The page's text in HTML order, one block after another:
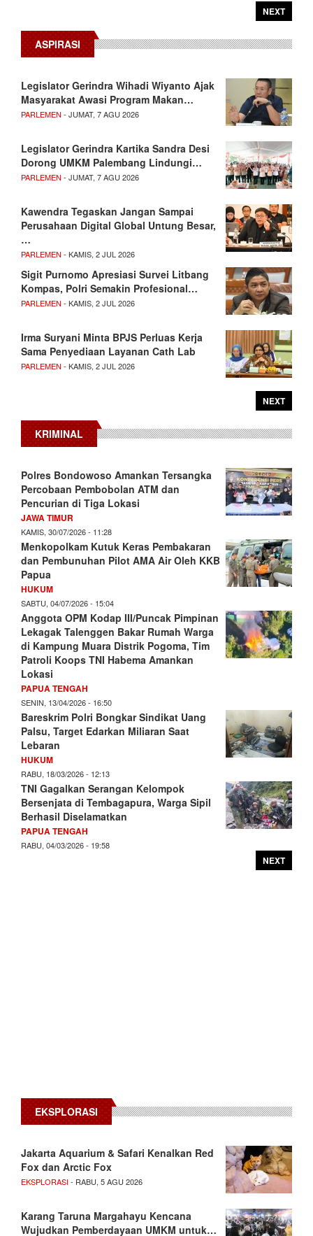
NEXT
ASPIRASI
Legislator Gerindra Wihadi Wiyanto Ajak
Masyarakat Awasi Program Makan…
PARLEMEN - JUMAT, 7 AGU 2026
Legislator Gerindra Kartika Sandra Desi
Dorong UMKM Palembang Lindungi…
PARLEMEN - JUMAT, 7 AGU 2026
Kawendra Tegaskan Jangan Sampai
Perusahaan Digital Global Untung Besar,
…
PARLEMEN - KAMIS, 2 JUL 2026
Sigit Purnomo Apresiasi Survei Litbang
Kompas, Polri Semakin Profesional…
PARLEMEN - KAMIS, 2 JUL 2026
Irma Suryani Minta BPJS Perluas Kerja
Sama Penyediaan Layanan Cath Lab
PARLEMEN - KAMIS, 2 JUL 2026
NEXT
KRIMINAL
Polres Bondowoso Amankan Tersangka
Percobaan Pembobolan ATM dan
Pencurian di Tiga Lokasi
JAWA TIMUR
KAMIS, 30/07/2026 - 11:28
Menkopolkam Kutuk Keras Pembakaran
dan Pembunuhan Pilot AMA Air Oleh KKB
Papua
HUKUM
SABTU, 04/07/2026 - 15:04
Anggota OPM Kodap III/Puncak Pimpinan
Lekagak Talenggen Bakar Rumah Warga
di Kampung Muara Distrik Pogoma, Tim
Patroli Koops TNI Habema Amankan
Lokasi
PAPUA TENGAH
SENIN, 13/04/2026 - 16:50
Bareskrim Polri Bongkar Sindikat Uang
Palsu, Target Edarkan Miliaran Saat
Lebaran
HUKUM
RABU, 18/03/2026 - 12:13
TNI Gagalkan Serangan Kelompok
Bersenjata di Tembagapura, Warga Sipil
Berhasil Diselamatkan
PAPUA TENGAH
RABU, 04/03/2026 - 19:58
NEXT
EKSPLORASI
Jakarta Aquarium & Safari Kenalkan Red
Fox dan Arctic Fox
EKSPLORASI- RABU, 5 AGU 2026
Karang Taruna Margahayu Kencana
Wujudkan Pemberdayaan UMKM untuk…